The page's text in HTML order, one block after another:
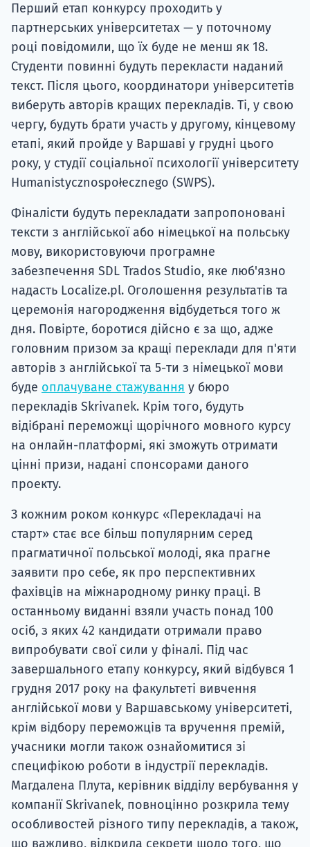
Перший етап конкурсу проходить у
партнерських університетах — у поточному
році повідомили, що їх буде не менш як 18.
Студенти повинні будуть перекласти наданий
текст. Після цього, координатори університетів
виберуть авторів кращих перекладів. Ті, у свою
чергу, будуть брати участь у другому, кінцевому
етапі, який пройде у Варшаві у грудні цього
року, у студії соціальної психології університету
Humanistycznospołecznego (SWPS).
Фіналісти будуть перекладати запропоновані
тексти з англійської або німецької на польську
мову, використовуючи програмне
забезпечення SDL Trados Studio, яке люб'язно
надасть Localize.pl. Оголошення результатів та
церемонія нагородження відбудеться того ж
дня. Повірте, боротися дійсно є за що, адже
головним призом за кращі переклади для п'яти
авторів з англійської та 5-ти з німецької мови
буде оплачуване стажування у бюро
перекладів Skrivanek. Крім того, будуть
відібрані переможці щорічного мовного курсу
на онлайн-платформі, які зможуть отримати
цінні призи, надані спонсорами даного
проекту.
З кожним роком конкурс «Перекладачі на
старт» стає все більш популярним серед
прагматичної польської молоді, яка прагне
заявити про себе, як про перспективних
фахівців на міжнародному ринку праці. В
останньому виданні взяли участь понад 100
осіб, з яких 42 кандидати отримали право
випробувати свої сили у фіналі. Під час
завершального етапу конкурсу, який відбувся 1
грудня 2017 року на факультеті вивчення
англійської мови у Варшавському університеті,
крім відбору переможців та вручення премій,
учасники могли також ознайомитися зі
специфікою роботи в індустрії перекладів.
Магдалена Плута, керівник відділу вербування у
компанії Skrivanek, повноцінно розкрила тему
особливостей різного типу перекладів, а також,
що важливо, відкрила секрети щодо того, що